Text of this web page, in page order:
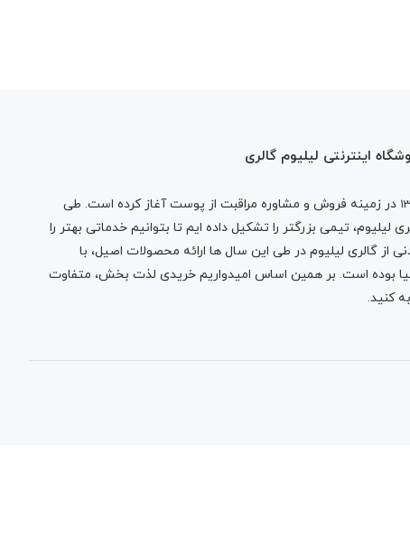
اینترنتی لیلیوم گالری
در زمینه فروش و مشاوره مراقبت از پوست آغاز کرده است. طی
لیلیوم، تیمی بزرگتر را تشکیل داده ایم تا بتوانیم خدماتی بهتر را
از گالری لیلیوم در طی این سال ها ارائه محصولات اصیل، با
بوده است. بر همین اساس امیدواریم خریدی لذت بخش، متفاوت
کنید.